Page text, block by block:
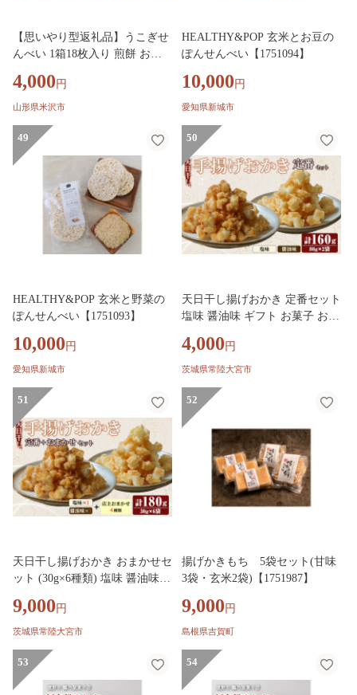
【思いやり型返礼品】うこぎせ
んべい 1箱18枚入り 煎餅 お菓
ト 山形県 米沢市
4,000 円
山形県米沢市
HEALTHY&POP 玄米とお豆の
ぽんせんべい【1751094】
10,000 円
愛知県新城市
49
HEALTHY&POP 玄米と野菜の
ぽんせんべい【1751093】
10,000 円
愛知県新城市
50
天日干し揚げおかき 定番セット
塩味 醤油味 ギフト お菓子 おか
代目 伊勢屋】【ho1738】
4,000 円
茨城県常陸大宮市
51
天日干し揚げおかき おまかせセ
ット (30g×6種類) 塩味 醤油味
味 ブラックペッパー味 のりし
お味 あごだし味 のどぐろ味 ギ
り 国産原料【三代目 伊勢屋】
【ho1743】
9,000 円
茨城県常陸大宮市
52
揚げかきもち 5袋セット(甘味
3袋・玄米2袋)【1751987】
9,000 円
島根県吉賀町
53 54